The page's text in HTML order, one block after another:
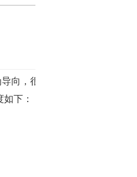
向，很
下：